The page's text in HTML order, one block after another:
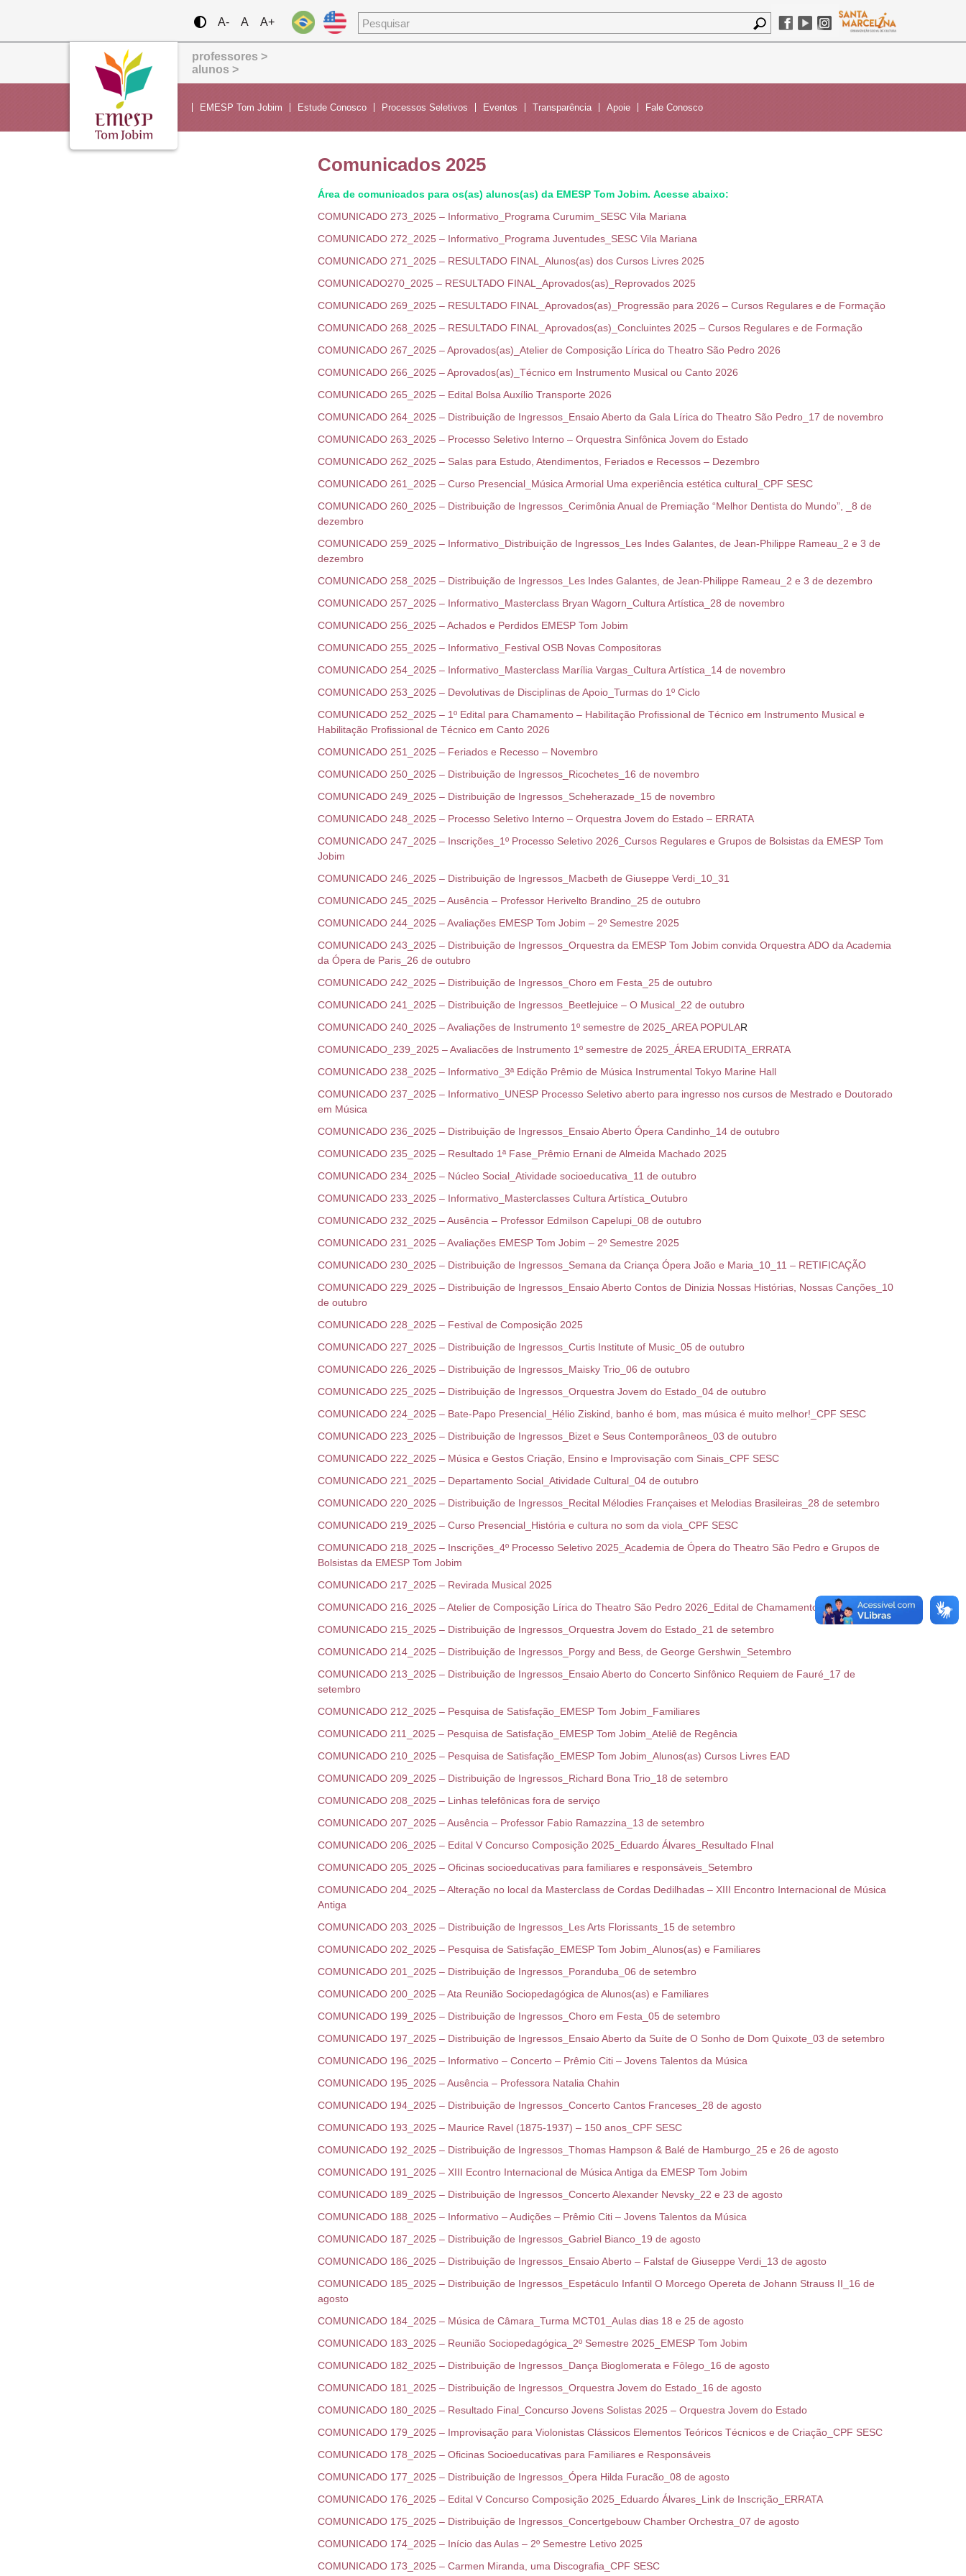
A- A A+
professores >
alunos >
EMESP Tom Jobim Estude Conosco Processos Seletivos Eventos Transparência Apoie Fale Conosco
Comunicados 2025
Área de comunicados para os(as) alunos(as) da EMESP Tom Jobim. Acesse abaixo:
COMUNICADO 273_2025 – Informativo_Programa Curumim_SESC Vila Mariana
COMUNICADO 272_2025 – Informativo_Programa Juventudes_SESC Vila Mariana
COMUNICADO 271_2025 – RESULTADO FINAL_Alunos(as) dos Cursos Livres 2025
COMUNICADO270_2025 – RESULTADO FINAL_Aprovados(as)_Reprovados 2025
COMUNICADO 269_2025 – RESULTADO FINAL_Aprovados(as)_Progressão para 2026 – Cursos Regulares e de Formação
COMUNICADO 268_2025 – RESULTADO FINAL_Aprovados(as)_Concluintes 2025 – Cursos Regulares e de Formação
COMUNICADO 267_2025 – Aprovados(as)_Atelier de Composição Lírica do Theatro São Pedro 2026
COMUNICADO 266_2025 – Aprovados(as)_Técnico em Instrumento Musical ou Canto 2026
COMUNICADO 265_2025 – Edital Bolsa Auxílio Transporte 2026
COMUNICADO 264_2025 – Distribuição de Ingressos_Ensaio Aberto da Gala Lírica do Theatro São Pedro_17 de novembro
COMUNICADO 263_2025 – Processo Seletivo Interno – Orquestra Sinfônica Jovem do Estado
COMUNICADO 262_2025 – Salas para Estudo, Atendimentos, Feriados e Recessos – Dezembro
COMUNICADO 261_2025 – Curso Presencial_Música Armorial Uma experiência estética cultural_CPF SESC
COMUNICADO 260_2025 – Distribuição de Ingressos_Cerimônia Anual de Premiação “Melhor Dentista do Mundo”, _8 de
dezembro
COMUNICADO 259_2025 – Informativo_Distribuição de Ingressos_Les Indes Galantes, de Jean-Philippe Rameau_2 e 3 de
dezembro
COMUNICADO 258_2025 – Distribuição de Ingressos_Les Indes Galantes, de Jean-Philippe Rameau_2 e 3 de dezembro
COMUNICADO 257_2025 – Informativo_Masterclass Bryan Wagorn_Cultura Artística_28 de novembro
COMUNICADO 256_2025 – Achados e Perdidos EMESP Tom Jobim
COMUNICADO 255_2025 – Informativo_Festival OSB Novas Compositoras
COMUNICADO 254_2025 – Informativo_Masterclass Marília Vargas_Cultura Artística_14 de novembro
COMUNICADO 253_2025 – Devolutivas de Disciplinas de Apoio_Turmas do 1º Ciclo
COMUNICADO 252_2025 – 1º Edital para Chamamento – Habilitação Profissional de Técnico em Instrumento Musical e
Habilitação Profissional de Técnico em Canto 2026
COMUNICADO 251_2025 – Feriados e Recesso – Novembro
COMUNICADO 250_2025 – Distribuição de Ingressos_Ricochetes_16 de novembro
COMUNICADO 249_2025 – Distribuição de Ingressos_Scheherazade_15 de novembro
COMUNICADO 248_2025 – Processo Seletivo Interno – Orquestra Jovem do Estado – ERRATA
COMUNICADO 247_2025 – Inscrições_1º Processo Seletivo 2026_Cursos Regulares e Grupos de Bolsistas da EMESP Tom
Jobim
COMUNICADO 246_2025 – Distribuição de Ingressos_Macbeth de Giuseppe Verdi_10_31
COMUNICADO 245_2025 – Ausência – Professor Herivelto Brandino_25 de outubro
COMUNICADO 244_2025 – Avaliações EMESP Tom Jobim – 2º Semestre 2025
COMUNICADO 243_2025 – Distribuição de Ingressos_Orquestra da EMESP Tom Jobim convida Orquestra ADO da Academia
da Ópera de Paris_26 de outubro
COMUNICADO 242_2025 – Distribuição de Ingressos_Choro em Festa_25 de outubro
COMUNICADO 241_2025 – Distribuição de Ingressos_Beetlejuice – O Musical_22 de outubro
COMUNICADO 240_2025 – Avaliações de Instrumento 1º semestre de 2025_AREA POPULAR
COMUNICADO_239_2025 – Avaliacões de Instrumento 1º semestre de 2025_ÁREA ERUDITA_ERRATA
COMUNICADO 238_2025 – Informativo_3ª Edição Prêmio de Música Instrumental Tokyo Marine Hall
COMUNICADO 237_2025 – Informativo_UNESP Processo Seletivo aberto para ingresso nos cursos de Mestrado e Doutorado
em Música
COMUNICADO 236_2025 – Distribuição de Ingressos_Ensaio Aberto Ópera Candinho_14 de outubro
COMUNICADO 235_2025 – Resultado 1ª Fase_Prêmio Ernani de Almeida Machado 2025
COMUNICADO 234_2025 – Núcleo Social_Atividade socioeducativa_11 de outubro
COMUNICADO 233_2025 – Informativo_Masterclasses Cultura Artística_Outubro
COMUNICADO 232_2025 – Ausência – Professor Edmilson Capelupi_08 de outubro
COMUNICADO 231_2025 – Avaliações EMESP Tom Jobim – 2º Semestre 2025
COMUNICADO 230_2025 – Distribuição de Ingressos_Semana da Criança Ópera João e Maria_10_11 – RETIFICAÇÃO
COMUNICADO 229_2025 – Distribuição de Ingressos_Ensaio Aberto Contos de Dinizia Nossas Histórias, Nossas Canções_10
de outubro
COMUNICADO 228_2025 – Festival de Composição 2025
COMUNICADO 227_2025 – Distribuição de Ingressos_Curtis Institute of Music_05 de outubro
COMUNICADO 226_2025 – Distribuição de Ingressos_Maisky Trio_06 de outubro
COMUNICADO 225_2025 – Distribuição de Ingressos_Orquestra Jovem do Estado_04 de outubro
COMUNICADO 224_2025 – Bate-Papo Presencial_Hélio Ziskind, banho é bom, mas música é muito melhor!_CPF SESC
COMUNICADO 223_2025 – Distribuição de Ingressos_Bizet e Seus Contemporâneos_03 de outubro
COMUNICADO 222_2025 – Música e Gestos Criação, Ensino e Improvisação com Sinais_CPF SESC
COMUNICADO 221_2025 – Departamento Social_Atividade Cultural_04 de outubro
COMUNICADO 220_2025 – Distribuição de Ingressos_Recital Mélodies Françaises et Melodias Brasileiras_28 de setembro
COMUNICADO 219_2025 – Curso Presencial_História e cultura no som da viola_CPF SESC
COMUNICADO 218_2025 – Inscrições_4º Processo Seletivo 2025_Academia de Ópera do Theatro São Pedro e Grupos de
Bolsistas da EMESP Tom Jobim
COMUNICADO 217_2025 – Revirada Musical 2025
COMUNICADO 216_2025 – Atelier de Composição Lírica do Theatro São Pedro 2026_Edital de Chamamento
COMUNICADO 215_2025 – Distribuição de Ingressos_Orquestra Jovem do Estado_21 de setembro
COMUNICADO 214_2025 – Distribuição de Ingressos_Porgy and Bess, de George Gershwin_Setembro
COMUNICADO 213_2025 – Distribuição de Ingressos_Ensaio Aberto do Concerto Sinfônico Requiem de Fauré_17 de
setembro
COMUNICADO 212_2025 – Pesquisa de Satisfação_EMESP Tom Jobim_Familiares
COMUNICADO 211_2025 – Pesquisa de Satisfação_EMESP Tom Jobim_Ateliê de Regência
COMUNICADO 210_2025 – Pesquisa de Satisfação_EMESP Tom Jobim_Alunos(as) Cursos Livres EAD
COMUNICADO 209_2025 – Distribuição de Ingressos_Richard Bona Trio_18 de setembro
COMUNICADO 208_2025 – Linhas telefônicas fora de serviço
COMUNICADO 207_2025 – Ausência – Professor Fabio Ramazzina_13 de setembro
COMUNICADO 206_2025 – Edital V Concurso Composição 2025_Eduardo Álvares_Resultado FInal
COMUNICADO 205_2025 – Oficinas socioeducativas para familiares e responsáveis_Setembro
COMUNICADO 204_2025 – Alteração no local da Masterclass de Cordas Dedilhadas – XIII Encontro Internacional de Música
Antiga
COMUNICADO 203_2025 – Distribuição de Ingressos_Les Arts Florissants_15 de setembro
COMUNICADO 202_2025 – Pesquisa de Satisfação_EMESP Tom Jobim_Alunos(as) e Familiares
COMUNICADO 201_2025 – Distribuição de Ingressos_Poranduba_06 de setembro
COMUNICADO 200_2025 – Ata Reunião Sociopedagógica de Alunos(as) e Familiares
COMUNICADO 199_2025 – Distribuição de Ingressos_Choro em Festa_05 de setembro
COMUNICADO 197_2025 – Distribuição de Ingressos_Ensaio Aberto da Suíte de O Sonho de Dom Quixote_03 de setembro
COMUNICADO 196_2025 – Informativo – Concerto – Prêmio Citi – Jovens Talentos da Música
COMUNICADO 195_2025 – Ausência – Professora Natalia Chahin
COMUNICADO 194_2025 – Distribuição de Ingressos_Concerto Cantos Franceses_28 de agosto
COMUNICADO 193_2025 – Maurice Ravel (1875-1937) – 150 anos_CPF SESC
COMUNICADO 192_2025 – Distribuição de Ingressos_Thomas Hampson & Balé de Hamburgo_25 e 26 de agosto
COMUNICADO 191_2025 – XIII Econtro Internacional de Música Antiga da EMESP Tom Jobim
COMUNICADO 189_2025 – Distribuição de Ingressos_Concerto Alexander Nevsky_22 e 23 de agosto
COMUNICADO 188_2025 – Informativo – Audições – Prêmio Citi – Jovens Talentos da Música
COMUNICADO 187_2025 – Distribuição de Ingressos_Gabriel Bianco_19 de agosto
COMUNICADO 186_2025 – Distribuição de Ingressos_Ensaio Aberto – Falstaf de Giuseppe Verdi_13 de agosto
COMUNICADO 185_2025 – Distribuição de Ingressos_Espetáculo Infantil O Morcego Opereta de Johann Strauss II_16 de
agosto
COMUNICADO 184_2025 – Música de Câmara_Turma MCT01_Aulas dias 18 e 25 de agosto
COMUNICADO 183_2025 – Reunião Sociopedagógica_2º Semestre 2025_EMESP Tom Jobim
COMUNICADO 182_2025 – Distribuição de Ingressos_Dança Bioglomerata e Fôlego_16 de agosto
COMUNICADO 181_2025 – Distribuição de Ingressos_Orquestra Jovem do Estado_16 de agosto
COMUNICADO 180_2025 – Resultado Final_Concurso Jovens Solistas 2025 – Orquestra Jovem do Estado
COMUNICADO 179_2025 – Improvisação para Violonistas Clássicos Elementos Teóricos Técnicos e de Criação_CPF SESC
COMUNICADO 178_2025 – Oficinas Socioeducativas para Familiares e Responsáveis
COMUNICADO 177_2025 – Distribuição de Ingressos_Ópera Hilda Furacão_08 de agosto
COMUNICADO 176_2025 – Edital V Concurso Composição 2025_Eduardo Álvares_Link de Inscrição_ERRATA
COMUNICADO 175_2025 – Distribuição de Ingressos_Concertgebouw Chamber Orchestra_07 de agosto
COMUNICADO 174_2025 – Início das Aulas – 2º Semestre Letivo 2025
COMUNICADO 173_2025 – Carmen Miranda, uma Discografia_CPF SESC